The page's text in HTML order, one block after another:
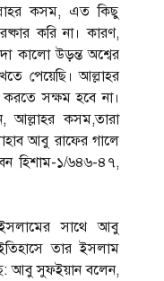
কসম, এত কিছু
করি না। কারণ,
কালো উড়ন্ত অশ্বের
পেয়েছি। আল্লাহর
সক্ষম হবে না।
আল্লাহর কসম,তারা
আবু রাফের গালে
হিশাম-১/৬৪৬-৪৭,
ইসলামের ‍সাথে আবু
তার ইসলাম
আবু সুফইয়ান বলেন,